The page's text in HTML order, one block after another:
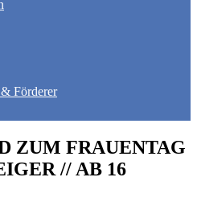
Förderer
ZUM FRAUENTAG
// AB 16